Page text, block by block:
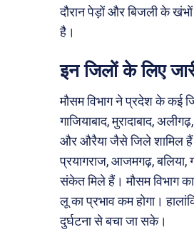
दौरान पेड़ों और बिजली के
है।
इन जिलों के लिए
मौसम विभाग ने प्रदेश के कई
गाजियाबाद, मुरादाबाद,
और औरैया जैसे जिले शामिल
प्रयागराज, आजमगढ़, बलिया,
संकेत मिले हैं। मौसम विभाग
लू का प्रभाव कम होगा।
दुर्घटना से बचा जा सके।